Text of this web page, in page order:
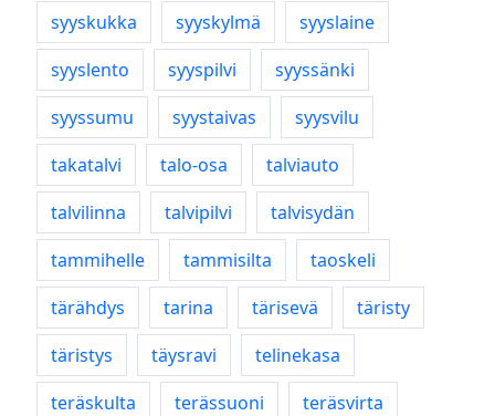
syyskukka
syyskylmä
syyslaine
syyslento
syyspilvi
syyssänki
syyssumu
syystaivas
syysvilu
takatalvi
talo-osa
talviauto
talvilinna
talvipilvi
talvisydän
tammihelle
tammisilta
taoskeli
tärähdys
tarina tärisevä
täristy
täristys
täysravi
telinekasa
teräskulta
terässuoni
teräsvirta